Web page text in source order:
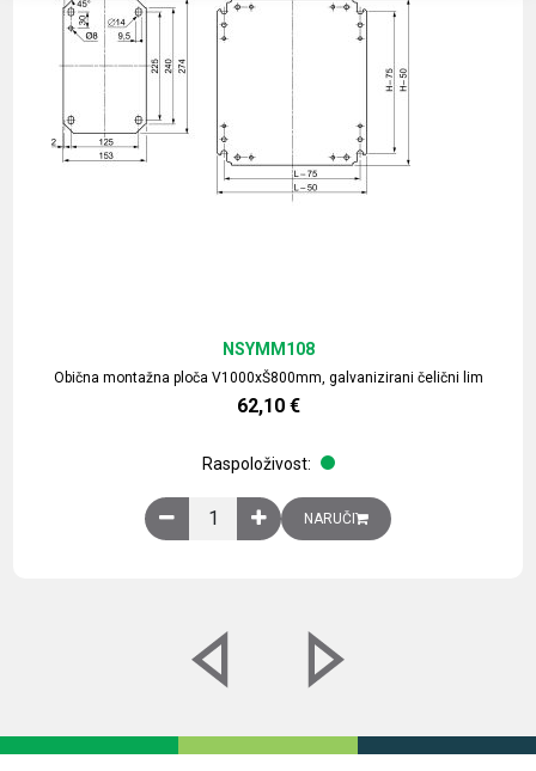
Obična montažna ploča V1000xŠ800mm, galvanizirani čelični lim
NSYMM108
62,10 €
Raspoloživost:
Obična montažna ploča V1000xŠ800mm,
NARUČI